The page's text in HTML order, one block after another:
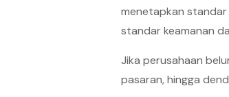
menetapkan standar
standar keamanan
Jika perusahaan
pasaran, hingga